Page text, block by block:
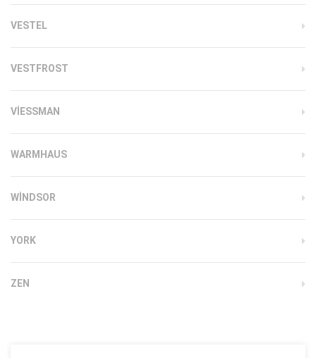
VESTEL
VESTFROST
VIESSMAN
WARMHAUS
WINDSOR
YORK
ZEN